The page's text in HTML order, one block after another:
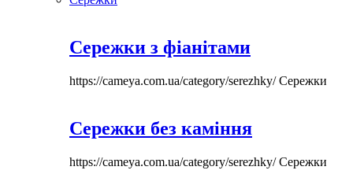
Сережки з фіанітами
https://cameya.com.ua/category/serezhky/Сережки
Сережки без каміння
https://cameya.com.ua/category/serezhky/Сережки